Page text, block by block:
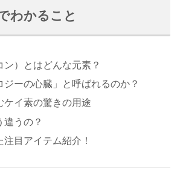
わかること
ン）とはどんな元素？
ジーの心臓」と呼ばれるのか？
ケイ素の驚きの用途
違うの？
目アイテム紹介！